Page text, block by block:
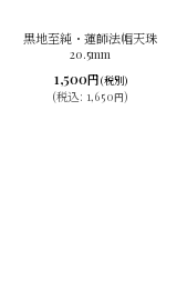
黒地至純・蓮師法帽天珠
20.5mm
1,500円(税別)
(税込: 1,650円)